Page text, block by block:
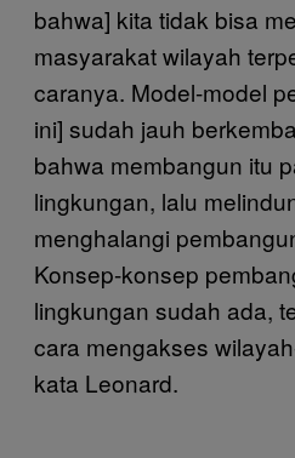
bahwa] kita tidak bisa
masyarakat wilayah
caranya. Model-model
ini] sudah jauh
bahwa membangun itu
lingkungan, lalu
menghalangi
Konsep-konsep
lingkungan sudah ada,
cara mengakses
kata Leonard.